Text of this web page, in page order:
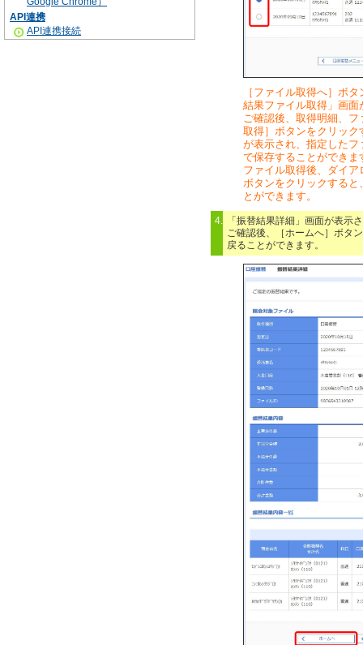
API連携
API連携接続
［ファイル取得へ］ボ
結果ファイル取得」画面
ご確認後、取得明細、
取得］ボタンをクリッ
が表示され、指定した
で保存することができま
ファイル取得後、ダイ
ボタンをクリックする
とができます。
4.
「振替結果詳細」画面が表示
ご確認後、［ホームへ］ボタ
戻ることができます。